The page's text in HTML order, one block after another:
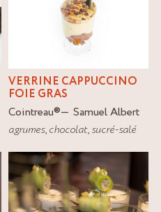
VERRINE CAPPUCCINO
FOIE GRAS
Cointreau®
Samuel Albert
agrumes,chocolat,sucré-salé